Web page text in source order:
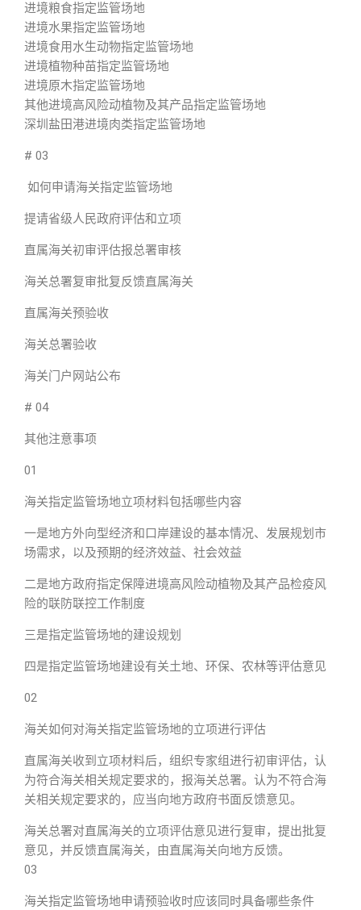
进境粮食指定监管场地
进境水果指定监管场地
进境食用水生动物指定监管场地
进境植物种苗指定监管场地
进境原木指定监管场地
其他进境高风险动植物及其产品指定监管场地
深圳盐田港进境肉类指定监管场地
# 03
如何申请海关指定监管场地
提请省级人民政府评估和立项
直属海关初审评估报总署审核
海关总署复审批复反馈直属海关
直属海关预验收
海关总署验收
海关门户网站公布
# 04
其他注意事项
01
海关指定监管场地立项材料包括哪些内容
一是地方外向型经济和口岸建设的基本情况、发展规划市
场需求，以及预期的经济效益、社会效益
二是地方政府指定保障进境高风险动植物及其产品检疫风
险的联防联控工作制度
三是指定监管场地的建设规划
四是指定监管场地建设有关土地、环保、农林等评估意见
02
海关如何对海关指定监管场地的立项进行评估
直属海关收到立项材料后，组织专家组进行初审评估，认
为符合海关相关规定要求的，报海关总署。认为不符合海
关相关规定要求的，应当向地方政府书面反馈意见。
海关总署对直属海关的立项评估意见进行复审，提出批复
意见，并反馈直属海关，由直属海关向地方反馈。
03
海关指定监管场地申请预验收时应该同时具备哪些条件